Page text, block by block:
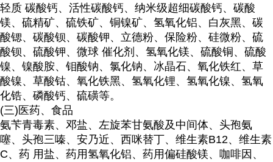
轻质 碳酸钙、活性碳酸钙、纳米级超细碳酸钙、碳酸
镁、硫精矿、硫铁矿、铜镍矿、氢氧化铝、白灰黑、碳
酸锶、碳酸钡、碳酸钾、立德粉、保险粉、硅微粉、硫
酸钡、硫酸钾、微球 催化剂、氢氧化镁、硫酸铜、硫酸
镍、镍酸胺、钼酸钠、氯化钠、冰晶石、氧化铁红、草
酸镍、草酸钴、氧化铁黑、氢氧化锂、氢氧化镍、氢氧
化锆、磷酸钙、硫磺等。
(三)医药、食品
氨苄青毒素、邓盐、左旋苯甘氨酸及中间体、头孢氨
噻、头孢三嗪、安乃近、西咪替丁、维生素B12、维生素
C、药 用盐、药用氢氧化铝、药用偏硅酸镁、咖啡因、